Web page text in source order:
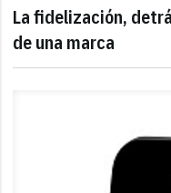
La fidelización,
de una marca